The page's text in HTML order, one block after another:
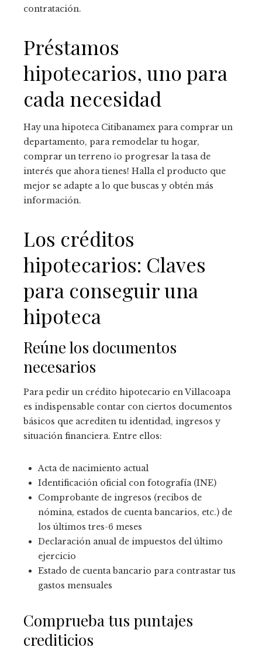
contratación.
Préstamos
hipotecarios, uno para
cada necesidad
Hay una hipoteca Citibanamex para comprar un
departamento, para remodelar tu hogar,
comprar un terreno ¡o progresar la tasa de
interés que ahora tienes! Halla el producto que
mejor se adapte a lo que buscas y obtén más
información.
Los créditos
hipotecarios: Claves
para conseguir una
hipoteca
Reúne los documentos
necesarios
Para pedir un crédito hipotecario en Villacoapa
es indispensable contar con ciertos documentos
básicos que acrediten tu identidad, ingresos y
situación financiera. Entre ellos:
Acta de nacimiento actual
Identificación oficial con fotografía (INE)
Comprobante de ingresos (recibos de
nómina, estados de cuenta bancarios, etc.) de
los últimos tres-6 meses
Declaración anual de impuestos del último
ejercicio
Estado de cuenta bancario para contrastar tus
gastos mensuales
Comprueba tus puntajes
crediticios